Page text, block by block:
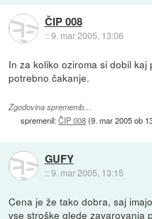
ČIP 008
::9. mar 2005, 13:06
In za koliko oziroma si dobil
potrebno čakanje.
Zgodovina sprememb…
spremenil:ČIP 008(9. mar 2005 ob
GUFY
::9. mar 2005, 13:15
Cena je že tako dobra, saj
vse stroške glede zavarovanja